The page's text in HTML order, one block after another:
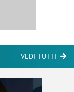
VEDI TUTTI